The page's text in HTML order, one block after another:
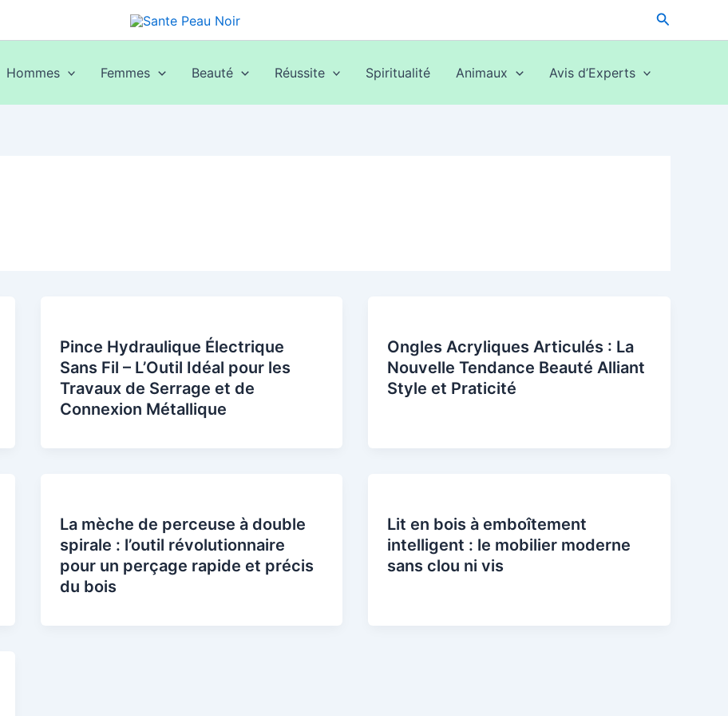
Hommes Femmes Beauté Réussite Spiritualité Animaux Avis d’Experts
Pince Hydraulique Électrique
Sans Fil – L’Outil Idéal pour les
Travaux de Serrage et de
Connexion Métallique
Ongles Acryliques Articulés : La
Nouvelle Tendance Beauté Alliant
Style et Praticité
La mèche de perceuse à double
spirale : l’outil révolutionnaire
pour un perçage rapide et précis
du bois
Lit en bois à emboîtement
intelligent : le mobilier moderne
sans clou ni vis